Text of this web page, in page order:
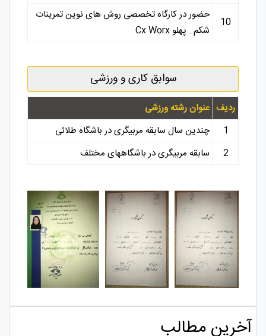
10
حضور در کارگاه تخصصی روش های نوین تمرینات
شکم . پهلو Cx Worx
سوابق کاری و ورزشی
ردیف عنوان رشته ورزشی
1
چندین سال سابقه مربیگری در باشگاه طلائی
2
سابقه مربیگری در باشگاههای مختلف
آخرین مطالب